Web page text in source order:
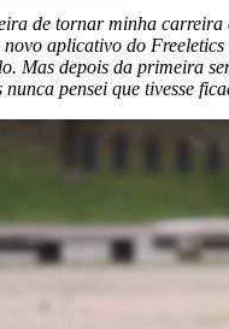
de tornar minha
aplicativo do
Mas depois da primeira
pensei que tivesse